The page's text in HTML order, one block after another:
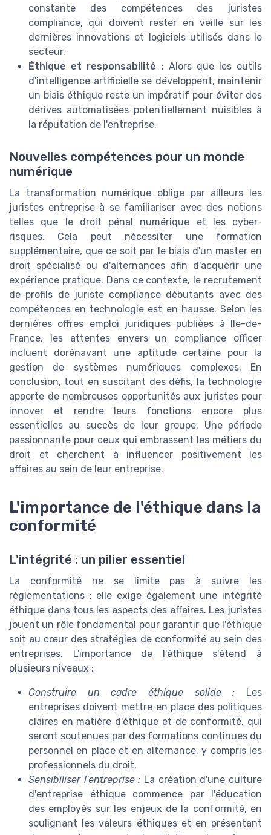
constante des compétences des juristes
compliance, qui doivent rester en veille sur les
dernières innovations et logiciels utilisés dans le
secteur.
Éthique et responsabilité : Alors que les outils
d'intelligence artificielle se développent, maintenir
un biais éthique reste un impératif pour éviter des
dérives automatisées potentiellement nuisibles à
la réputation de l'entreprise.
Nouvelles compétences pour un monde
numérique
La transformation numérique oblige par ailleurs les
juristes entreprise à se familiariser avec des notions
telles que le droit pénal numérique et les cyber-
risques. Cela peut nécessiter une formation
supplémentaire, que ce soit par le biais d'un master en
droit spécialisé ou d'alternances afin d'acquérir une
expérience pratique. Dans ce contexte, le recrutement
de profils de juriste compliance débutants avec des
compétences en technologie est en hausse. Selon les
dernières offres emploi juridiques publiées à Ile-de-
France, les attentes envers un compliance officer
incluent dorénavant une aptitude certaine pour la
gestion de systèmes numériques complexes. En
conclusion, tout en suscitant des défis, la technologie
apporte de nombreuses opportunités aux juristes pour
innover et rendre leurs fonctions encore plus
essentielles au succès de leur groupe. Une période
passionnante pour ceux qui embrassent les métiers du
droit et cherchent à influencer positivement les
affaires au sein de leur entreprise.
L'importance de l'éthique dans la
conformité
L'intégrité : un pilier essentiel
La conformité ne se limite pas à suivre les
réglementations ; elle exige également une intégrité
éthique dans tous les aspects des affaires. Les juristes
jouent un rôle fondamental pour garantir que l'éthique
soit au cœur des stratégies de conformité au sein des
entreprises. L'importance de l'éthique s'étend à
plusieurs niveaux :
Construire un cadre éthique solide : Les
entreprises doivent mettre en place des politiques
claires en matière d'éthique et de conformité, qui
seront soutenues par des formations continues du
personnel en place et en alternance, y compris les
professionnels du droit.
Sensibiliser l'entreprise : La création d'une culture
d'entreprise éthique commence par l'éducation
des employés sur les enjeux de la conformité, en
soulignant les valeurs éthiques et en présentant